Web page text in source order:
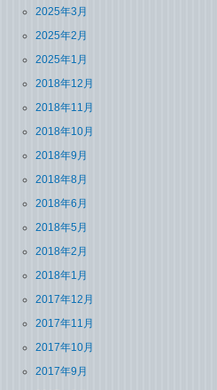
2025年3月
2025年2月
2025年1月
2018年12月
2018年11月
2018年10月
2018年9月
2018年8月
2018年6月
2018年5月
2018年2月
2018年1月
2017年12月
2017年11月
2017年10月
2017年9月